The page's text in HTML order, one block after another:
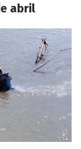
abril